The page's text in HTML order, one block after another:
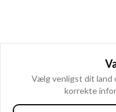
Vælg venligst dit land
korrekte